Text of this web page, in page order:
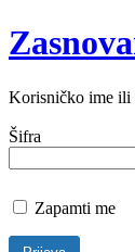
Korisničko ime ili
Šifra
Zapamti me